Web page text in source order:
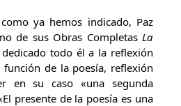
ya hemos indicado, Paz
de sus Obras Completas La
todo él a la reflexión
de la poesía, reflexión
en su caso «una segunda
presente de la poesía es una